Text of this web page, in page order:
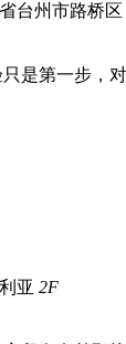
台州市路桥区
是第一步，
亚 2F